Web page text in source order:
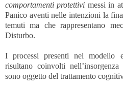
comportamenti protettivi messi in
Panico aventi nelle intenzioni la
temuti ma che rappresentano
Disturbo.
I processi presenti nel modello
risultano coinvolti
sono oggetto del trattamento